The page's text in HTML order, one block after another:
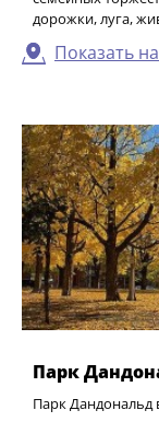
дорожки, луга,
Показать
Парк
Парк Дандональд